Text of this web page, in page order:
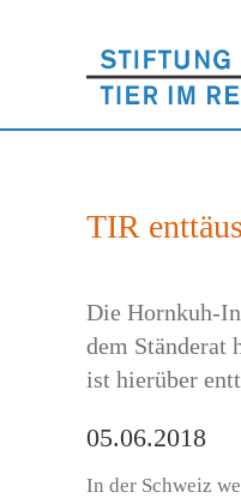
TIR
Die Hornkuh-
dem Ständerat
ist hierüber
05.06.2018
In der Schweiz